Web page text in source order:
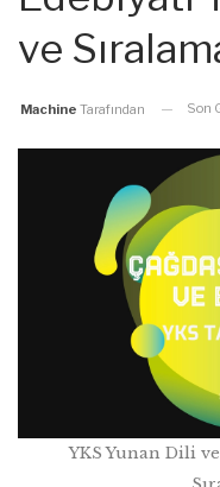
ve
Machine Tarafından Son
YKS Yunan Dili